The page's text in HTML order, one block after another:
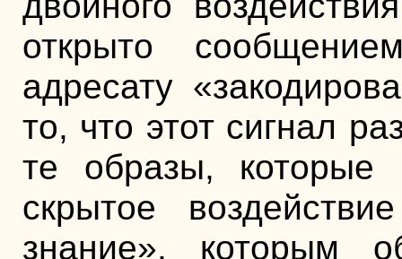
открыто
адресату
то, что этот сигнал
те образы, которые
скрытое
знание», которым